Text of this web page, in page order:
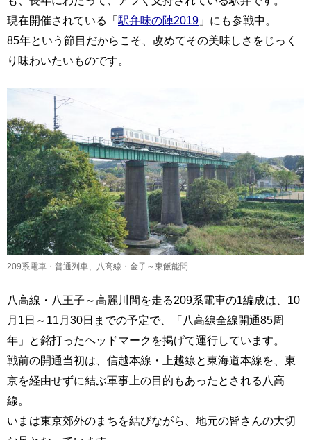
現在開催されている「 駅弁味の陣2019 」にも参戦中。
85年という節目だからこそ、改めてその美味しさをじっく
り味わいたいものです。
209系電車・普通列車、八高線・金子～東飯能間
八高線・八王子～高麗川間を走る209系電車の1編成は、10
月1日～11月30日までの予定で、「八高線全線開通85周
年」と銘打ったヘッドマークを掲げて運行しています。
戦前の開通当初は、信越本線・上越線と東海道本線を、東
京を経由せずに結ぶ軍事上の目的もあったとされる八高
線。
いまは東京郊外のまちを結びながら、地元の皆さんの大切